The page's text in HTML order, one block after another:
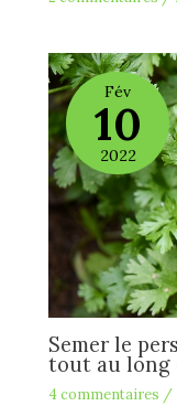
Fév
10
2022
Semer le
tout au long
4 commentaires /